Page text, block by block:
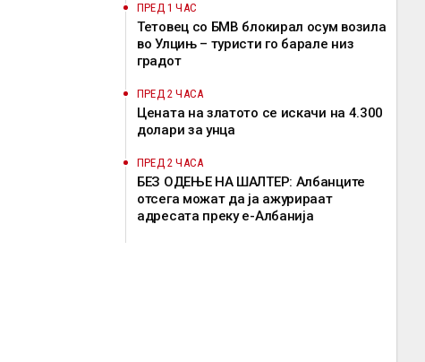
ПРЕД 1 ЧАС
Тетовец со БМВ блокирал осум возила
во Улцињ – туристи го барале низ
градот
ПРЕД 2 ЧАСА
Цената на златото се искачи на 4.300
долари за унца
ПРЕД 2 ЧАСА
БЕЗ ОДЕЊЕ НА ШАЛТЕР: Албанците
отсега можат да ја ажурираат
адресата преку е-Албанија